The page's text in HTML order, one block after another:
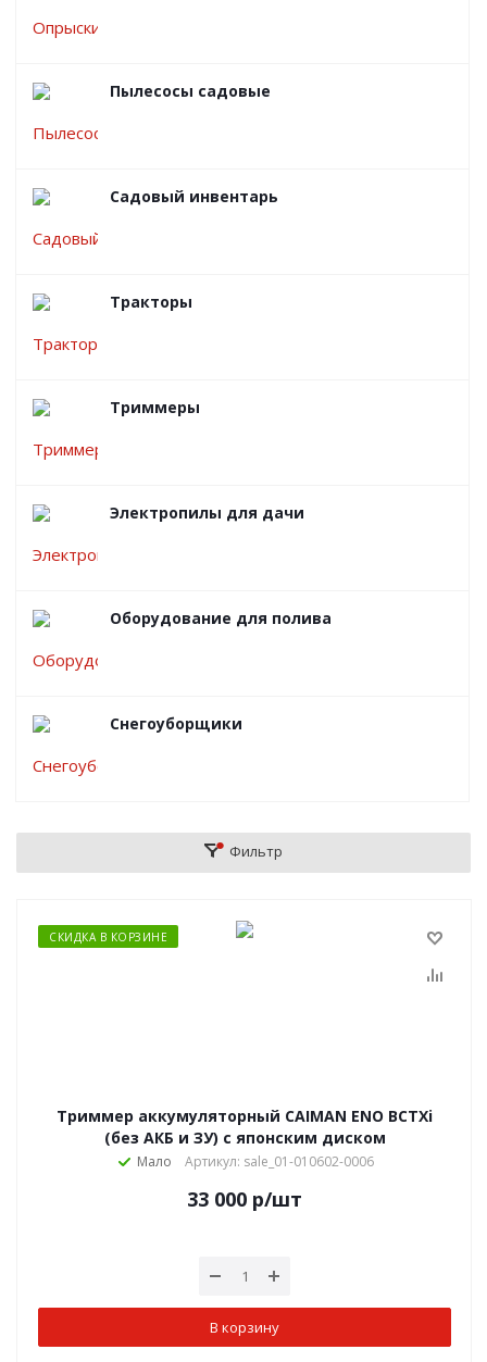
Пылесосы садовые
Садовый инвентарь
Тракторы
Триммеры
Электропилы для дачи
Оборудование для полива
Снегоуборщики
Фильтр
СКИДКА В КОРЗИНЕ
Триммер аккумуляторный CAIMAN ENO BCTXi
(без АКБ и ЗУ) с японским диском
Мало Артикул: sale_01-010602-0006
33 000 р/шт
В корзину